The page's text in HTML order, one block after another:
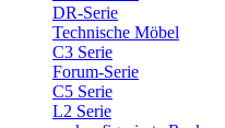
DR-Serie
Technische Möbel
C3 Serie
Forum-Serie
C5 Serie
L2 Serie